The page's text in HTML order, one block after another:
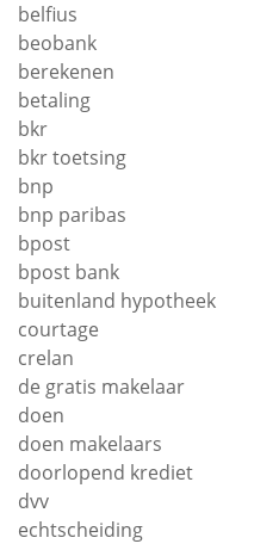
belfius
beobank
berekenen
betaling
bkr
bkr toetsing
bnp
bnp paribas
bpost
bpost bank
buitenland hypotheek
courtage
crelan
de gratis makelaar
doen
doen makelaars
doorlopend krediet
dvv
echtscheiding